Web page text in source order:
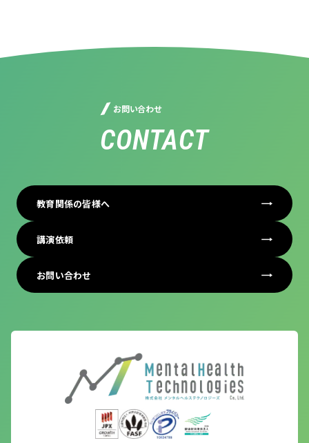
お問い合わせ
CONTACT
教育関係の皆様へ
講演依頼
お問い合わせ